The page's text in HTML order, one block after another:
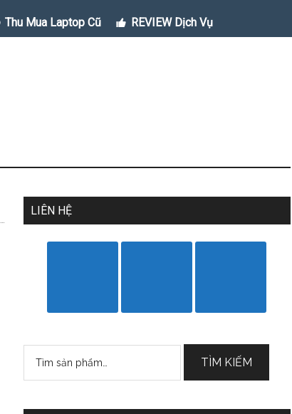
Thu Mua Laptop Cũ REVIEW Dịch Vụ
LIÊN HỆ
kiếm:
TÌM KIẾM